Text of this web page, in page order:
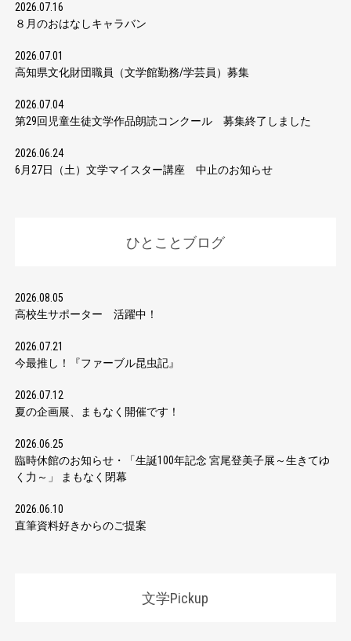
2026.07.16
８月のおはなしキャラバン
2026.07.01
高知県文化財団職員（文学館勤務/学芸員）募集
2026.07.04
第29回児童生徒文学作品朗読コンクール 募集終了しました
2026.06.24
6月27日（土）文学マイスター講座 中止のお知らせ
ひとことブログ
2026.08.05
高校生サポーター 活躍中！
2026.07.21
今最推し！『ファーブル昆虫記』
2026.07.12
夏の企画展、まもなく開催です！
2026.06.25
臨時休館のお知らせ・「生誕100年記念 宮尾登美子展～生きてゆ
く力～」 まもなく閉幕
2026.06.10
直筆資料好きからのご提案
文学Pickup